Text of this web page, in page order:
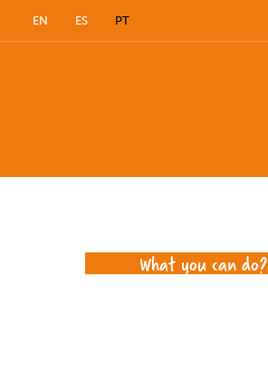
EN ES PT
What you can do?